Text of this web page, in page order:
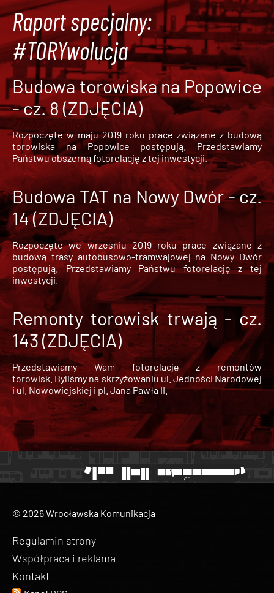
Raport specjalny:
#TORYwolucja
Budowa torowiska na Popowice
- cz. 8 (ZDJĘCIA)
Rozpoczęte w maju 2019 roku prace związane z budową
torowiska na Popowice
postępują. Przedstawiamy
Państwu obszerną fotorelację z tej inwestycji.
Budowa TAT na Nowy Dwór - cz.
14 (ZDJĘCIA)
Rozpoczęte we wrześniu 2019 roku prace związane z
budową trasy autobusowo-tramwajowej na Nowy Dwór
postępują. Przedstawiamy Państwu fotorelację z tej
inwestycji.
Remonty torowisk trwają - cz.
143 (ZDJĘCIA)
Przedstawiamy Wam fotorelację z remontów
torowisk. Byliśmy na skrzyżowaniu ul. Jedności Narodowej
i ul. Nowowiejskiej i pl. Jana Pawła II.
© 2026 Wrocławska Komunikacja
Regulamin strony
Współpraca i reklama
Kontakt